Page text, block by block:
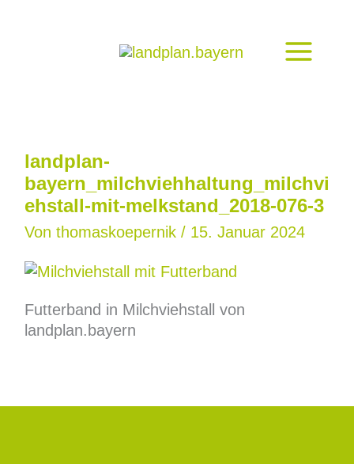
landplan-
bayern_milchviehhaltung_milchvi
ehstall-mit-melkstand_2018-076-3
Von thomaskoepernik / 15. Januar 2024
Futterband in Milchviehstall von
landplan.bayern